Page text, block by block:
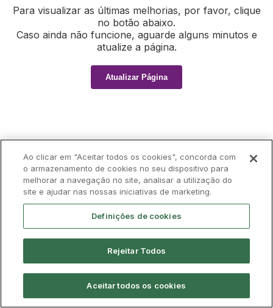
Para visualizar as últimas melhorias, por favor, clique
no botão abaixo.
Caso ainda não funcione, aguarde alguns minutos e
atualize a página.
Atualizar Página
Ao clicar em "Aceitar todos os cookies", concorda com
o armazenamento de cookies no seu dispositivo para
melhorar a navegação no site, analisar a utilização do
site e ajudar nas nossas iniciativas de marketing.
Definições de cookies
Rejeitar Todos
Aceitar todos os cookies